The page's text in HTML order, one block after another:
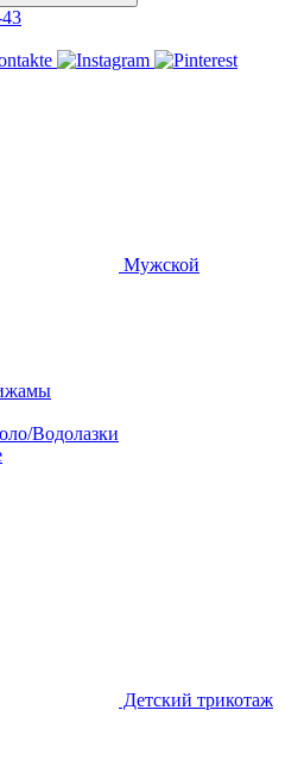
Мужской
Водолазки
Детcкий трикотаж